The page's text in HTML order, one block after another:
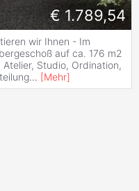
€ 1.789,54
wir Ihnen - Im
auf ca. 176 m2
Studio, Ordination,
... [Mehr]